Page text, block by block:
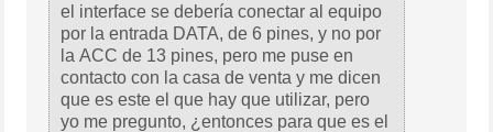
el interface se debería conectar al equipo
por la entrada DATA, de 6 pines, y no por
la ACC de 13 pines, pero me puse en
contacto con la casa de venta y me dicen
que es este el que hay que utilizar, pero
yo me pregunto, ¿entonces para que es el